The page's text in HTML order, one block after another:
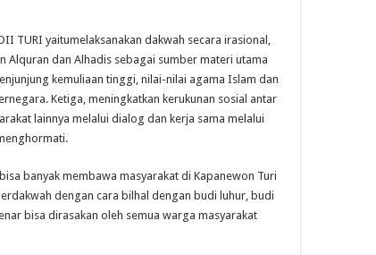
TURI yaitumelaksanakan dakwah secara irasional,
dan Alhadis sebagai sumber materi utama
kemuliaan tinggi, nilai-nilai agama Islam dan
Ketiga, meningkatkan kerukunan sosial antar
lainnya melalui dialog dan kerja sama melalui
banyak membawa masyarakat di Kapanewon Turi
dengan cara bilhal dengan budi luhur, budi
bisa dirasakan oleh semua warga masyarakat